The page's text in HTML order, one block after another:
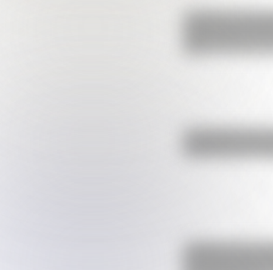
Castillo de
La historia de
franceses en
¿Sabías que